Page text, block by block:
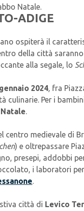
Natale.
ADIGE
ospiterà il
della città
alla segale, lo
2024, fra
culinarie. Per i
.
centro medievale di
) e oltrepassare
presepi, addobbi
i laboratori
.
città di Levico